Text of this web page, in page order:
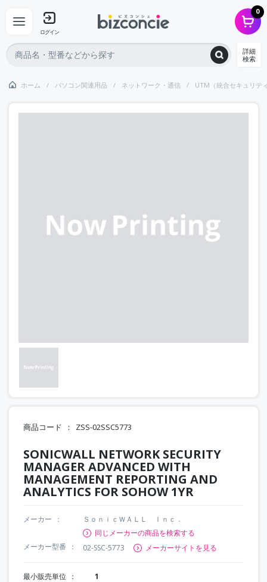
ログイン
0
詳細
検索
ホーム パソコン関連用品 ネットワーク・通信 UTM（統合セキュリテ
商品コード ZSS-02SSC5773
SONICWALL NETWORK SECURITY
MANAGER ADVANCED WITH
MANAGEMENT REPORTING AND
ANALYTICS FOR SOHOW 1YR
メーカー
ＳｏｎｉｃＷＡＬＬ Ｉｎｃ．
同じメーカーの商品を検索する
メーカー型番
02-SSC-5773 メーカーサイトを見る
最小販売単位 1